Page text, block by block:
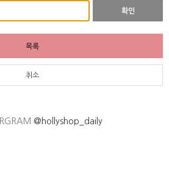
확인
목록
취소
@hollyshop_daily